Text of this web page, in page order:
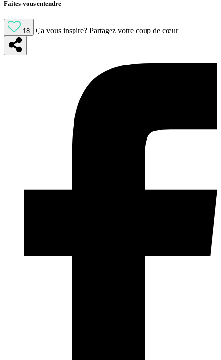
Faites-vous entendre
18 Ça vous inspire? Partagez votre coup de cœur